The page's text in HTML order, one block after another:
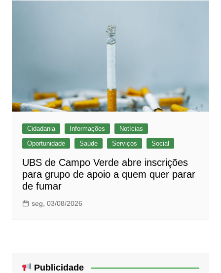
Cidadania Informações
Notícias
Oportunidade
Saúde Serviços Social
UBS de Campo Verde abre inscrições
para grupo de apoio a quem quer parar
de fumar
seg, 03/08/2026
Publicidade